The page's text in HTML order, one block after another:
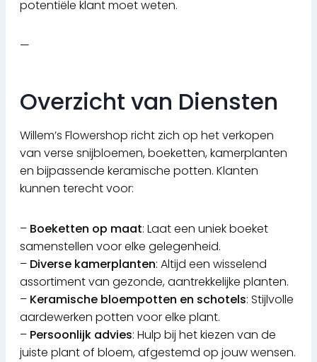
potentiële klant moet weten.
—
Overzicht van Diensten
Willem’s Flowershop richt zich op het verkopen
van verse snijbloemen, boeketten, kamerplanten
en bijpassende keramische potten. Klanten
kunnen terecht voor:
– Boeketten op maat: Laat een uniek boeket
samenstellen voor elke gelegenheid.
– Diverse kamerplanten: Altijd een wisselend
assortiment van gezonde, aantrekkelijke planten.
– Keramische bloempotten en schotels: Stijlvolle
aardewerken potten voor elke plant.
– Persoonlijk advies: Hulp bij het kiezen van de
juiste plant of bloem, afgestemd op jouw wensen.